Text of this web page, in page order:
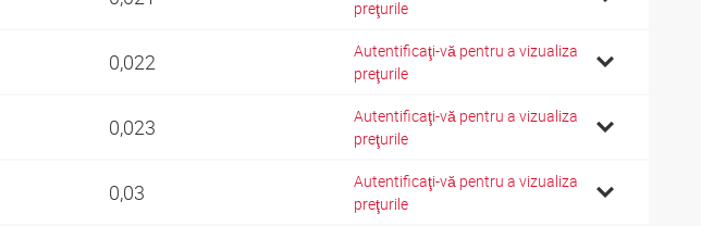
preţurile
0,022
Autentificaţi-vă pentru a vizualiza
preţurile
0,023
Autentificaţi-vă pentru a vizualiza
preţurile
0,03
Autentificaţi-vă pentru a vizualiza
preţurile